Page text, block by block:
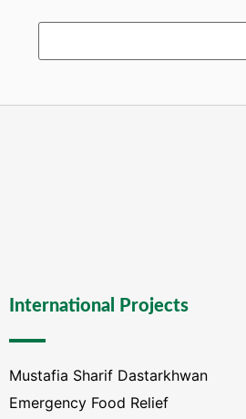
International Projects
Mustafia Sharif Dastarkhwan
Emergency Food Relief